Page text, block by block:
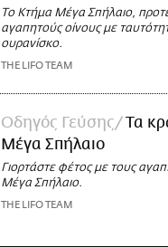
Το Κτήμα Μέγα Σπήλαιο,
αγαπητούς οίνους με
ουρανίσκο.
THE LIFO TEAM
Οδηγός Γεύσης
Τα
Μέγα Σπήλαιο
Γιορτάστε φέτος με τους
Μέγα Σπήλαιο.
THE LIFO TEAM